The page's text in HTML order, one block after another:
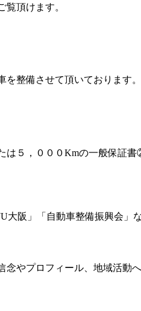
頂けます。
整備させて頂いております
は５，０００Kmの一般保証
阪」「自動車整備振興会」
やプロフィール、地域活動へ